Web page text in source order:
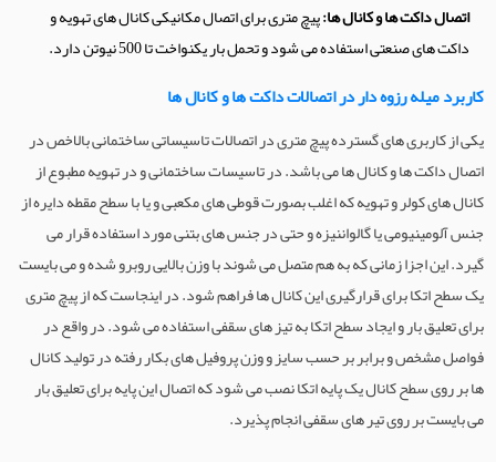
اتصال داکت ها و کانال ها:پیچ متری برای اتصال مکانیکی کانال های تهویه و
داکت های صنعتی استفاده می شود و تحمل بار یکنواخت تا 500 نیوتن دارد.
کاربرد میله رزوه دار در اتصالات داکت ها و کانال ها
یکی از کاربری های گسترده پیچ متری در اتصالات تاسیساتی ساختمانی بالاخص در
اتصال داکت ها و کانال ها می باشد. در تاسیسات ساختمانی و در تهویه مطبوع از
کانال های کولر و تهویه که اغلب بصورت قوطی های مکعبی و یا با سطح مقطه دایره از
جنس آلومینیومی یا گالواننیزه و حتی در جنس های بتنی مورد استفاده قرار می
گیرد. این اجزا زمانی که به هم متصل می شوند با وزن بالایی روبرو شده و می بایست
یک سطح اتکا برای قرارگیری این کانال ها فراهم شود. در اینجاست که از پیچ متری
برای تعلیق بار و ایجاد سطح اتکا به تیز های سقفی استفاده می شود. در واقع در
فواصل مشخص و برابر بر حسب سایز و وزن پروفیل های بکار رفته در تولید کانال
ها بر روی سطح کانال یک پایه اتکا نصب می شود که اتصال این پایه برای تعلیق بار
می بایست بر روی تیر های سقفی انجام پذیرد.